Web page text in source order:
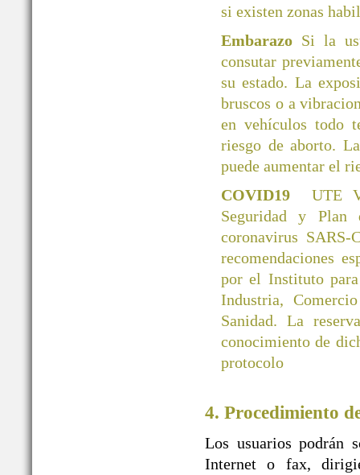
si existen zonas
Embarazo Si la
consutar
su estado. La
bruscos o a
en vehículos todo
riesgo de aborto.
puede aumentar el
COVID19 UTE
Seguridad y Plan
coronavirus
recomendaciones
por el Instituto
Industria,
Sanidad. La
conocimiento de
protocolo
4. Procedimiento
Los usuarios podrán
Internet o fax,